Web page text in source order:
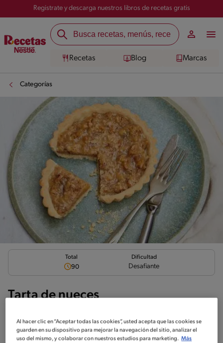
Registrate y descarga nuestros libros de recetas gratis
Recetas Blog Marcas
Categorías
Total
90
Dificultad
Desafiante
Tarta de nueces
Al hacer clic en “Aceptar todas las cookies”, usted acepta que las cookies se
guarden en su dispositivo para mejorar la navegación del sitio, analizar el
uso del mismo, y colaborar con nuestros estudios para marketing. Más